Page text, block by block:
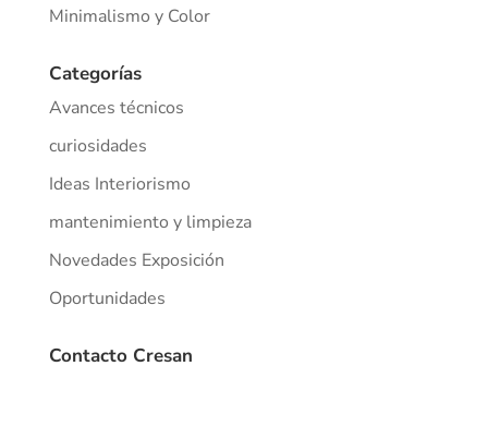
Minimalismo y Color
Categorías
Avances técnicos
curiosidades
Ideas Interiorismo
mantenimiento y limpieza
Novedades Exposición
Oportunidades
Contacto Cresan